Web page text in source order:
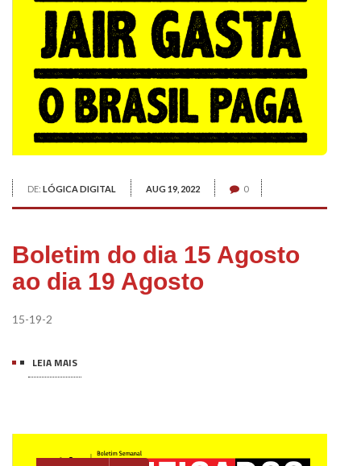
DE: LÓGICA DIGITAL AUG 19, 2022 0
Boletim do dia 15 Agosto
ao dia 19 Agosto
15-19-2
LEIA MAIS